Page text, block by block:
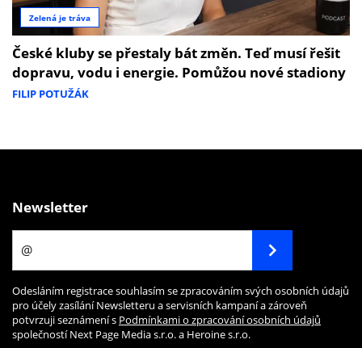
Zelená je tráva
České kluby se přestaly bát změn. Teď musí řešit
dopravu, vodu i energie. Pomůžou nové stadiony
FILIP POTUŽÁK
Newsletter
Odesláním registrace souhlasím se zpracováním svých osobních údajů
pro účely zasílání Newsletteru a servisních kampaní a zároveň
potvrzuji seznámení s Podmínkami o zpracování osobních údajů
společností Next Page Media s.r.o. a Heroine s.r.o.